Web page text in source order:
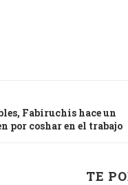
Fabiruchis hace un
por coshar en el trabajo
TE